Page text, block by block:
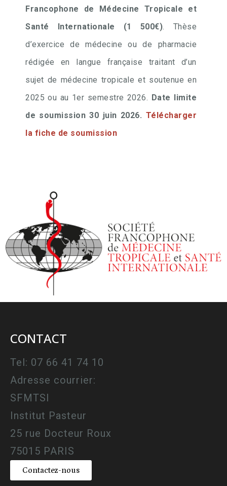
Francophone de Médecine Tropicale et
Santé Internationale (1 500€). Thèse
d’exercice de médecine ou de pharmacie
rédigée en langue française traitant d’un
sujet de médecine tropicale et soutenue en
2025 ou au 1er semestre 2026. Date limite
de soumission 30 juin 2026. Télécharger
la fiche de soumission
CONTACT
Tel: 07 66 41 74 10
Adresse courrier:
SFMTSI
Institut Pasteur
25 rue Docteur Roux
75015 PARIS
Contactez-nous